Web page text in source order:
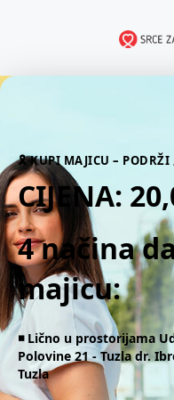
🎗 KUPI MAJICU – PODRŽI
CIJENA:
4 načina
majicu:
◾️ Lično u prostorijama
Polovine 21 - Tuzla dr.
Tuzla